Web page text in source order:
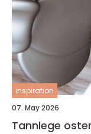
inspiration
07. May 2026